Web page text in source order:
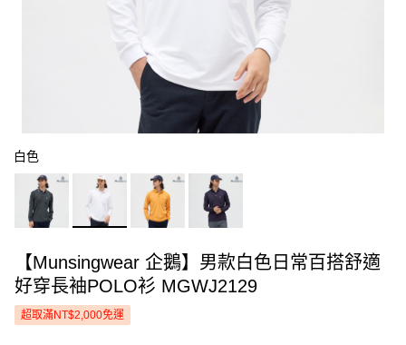
白色
【Munsingwear 企鵝】男款白色日常百搭舒適
好穿長袖POLO衫 MGWJ2129
超取滿NT$2,000免運